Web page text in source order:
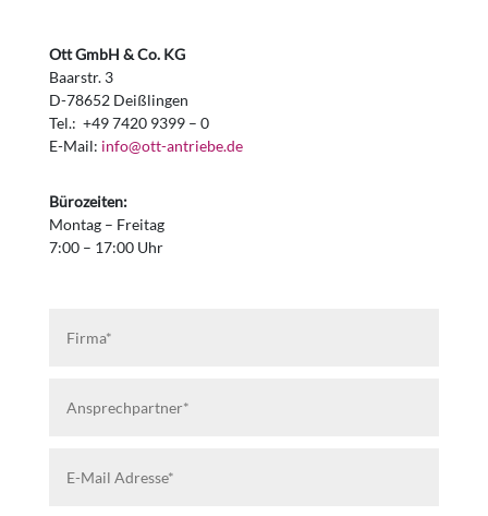
Ott GmbH & Co. KG
Baarstr. 3
D-78652 Deißlingen
Tel.: +49 7420 9399 – 0
E-Mail: info@ott-antriebe.de
Bürozeiten:
Montag – Freitag
7:00 – 17:00 Uhr